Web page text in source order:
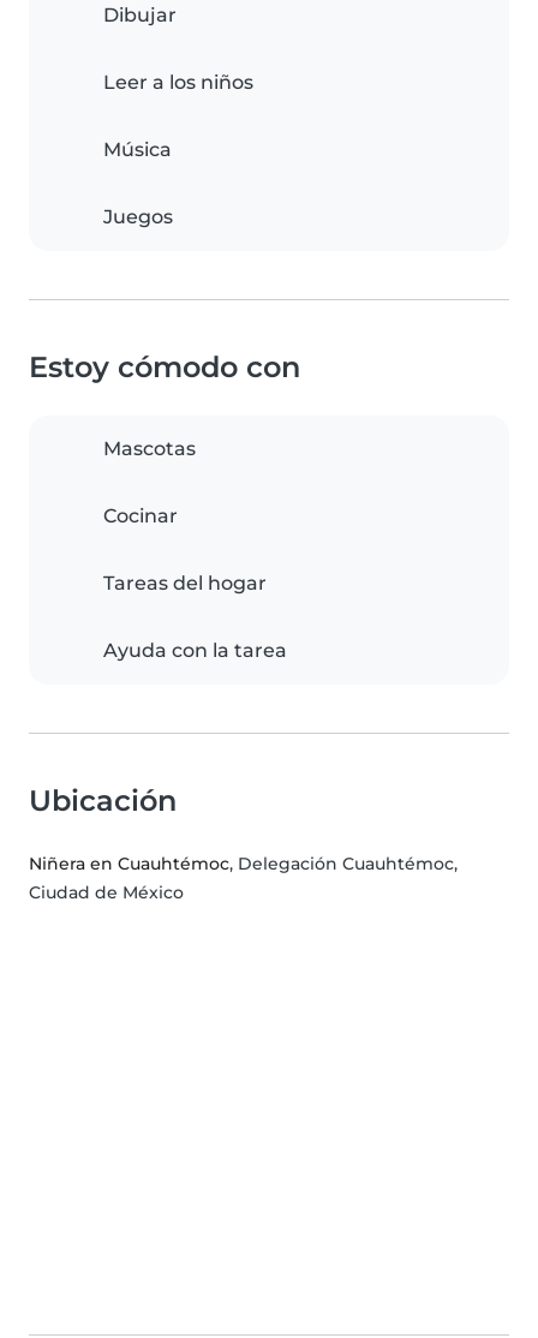
Dibujar
Leer a los niños
Música
Juegos
Estoy cómodo con
Mascotas
Cocinar
Tareas del hogar
Ayuda con la tarea
Ubicación
Niñera en Cuauhtémoc, Delegación Cuauhtémoc,
Ciudad de México